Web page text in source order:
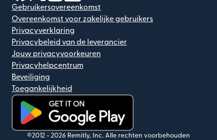
Gebruikersovereenkomst
Overeenkomst voor zakelijke gebruikers
Privacyverklaring
Privacybeleid van de leverancier
Jouw privacyvoorkeuren
Privacyhelpcentrum
Beveiliging
Toegankelijkheid
(wordt geopend in een nieuw venster)
©2012 - 2026 Remitly, Inc. Alle rechten voorbehouden